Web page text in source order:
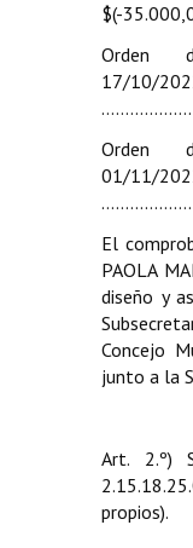
$(-
Orden
17/10/
Orden
01/11/
El
PAOLA
diseño y
Concejo
junto a la
Art. 2.º)
propios).